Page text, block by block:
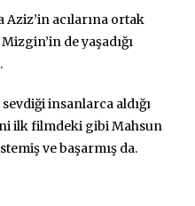
acılarına ortak
de yaşadığı
insanlarca aldığı
ilk filmdeki gibi Mahsun
ve başarmış da.